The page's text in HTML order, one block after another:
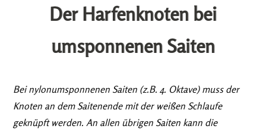
Der Harfenknoten bei
umsponnenen Saiten
Bei nylonumsponnenen Saiten (z.B. 4. Oktave) muss der
Knoten an dem Saitenende mit der weißen Schlaufe
geknüpft werden. An allen übrigen Saiten kann die